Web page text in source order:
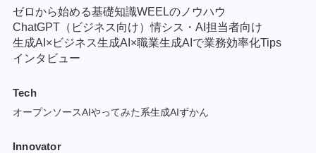
ゼロから始める基礎知識WEELのノウハウ
ChatGPT（ビジネス向け）情シス・AI担当者向け
生成AI×ビジネス生成AI×職業生成AIで業務効率化Tips
インタビュー
Tech
オープンソースAIやってみた系生成AIずかん
Innovator